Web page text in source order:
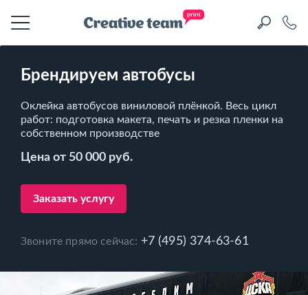
Брендируем автобусы
Оклейка автобусов виниловой плёнкой. Весь цикл
работ: подготовка макета, печать и резка пленки на
собственном производстве
Цена от 50 000 руб.
Заказать услугу
Звоните прямо сейчас: +7 (495) 374-63-61